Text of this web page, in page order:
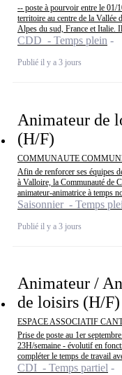
-- poste à pourvoir entre le 01/
territoire au centre de la Vallée
Alpes du sud, France et Italie.
CDD - Temps plein
Publié il y a 3 jours
Animateur de
(H/F)
COMMUNAUTE
Afin de renforcer ses équipes
à Valloire, la Communauté de
animateur-animatrice à temps
Saisonnier - Temps
Publié il y a 3 jours
Animateur /
de loisirs (H/F)
ESPACE ASSOCIATIF
Prise de poste au 1er
23H/semaine - évolutif en
compléter le temps de travail
CDI - Temps partiel